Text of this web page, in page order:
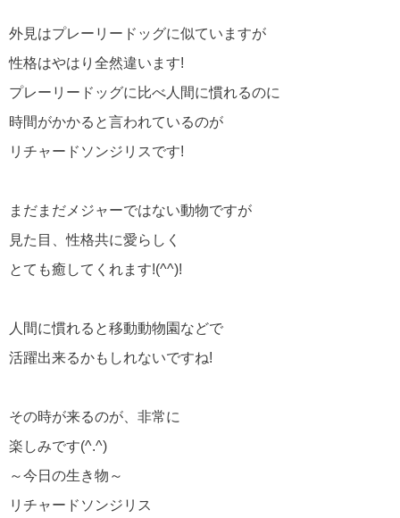
外見はプレーリードッグに似ていますが
性格はやはり全然違います!
プレーリードッグに比べ人間に慣れるのに
時間がかかると言われているのが
リチャードソンジリスです!
まだまだメジャーではない動物ですが
見た目、性格共に愛らしく
とても癒してくれます!(^^)!
人間に慣れると移動動物園などで
活躍出来るかもしれないですね!
その時が来るのが、非常に
楽しみです(^.^)
～今日の生き物～
リチャードソンジリス